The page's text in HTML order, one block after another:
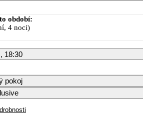
Srpen 2026
PO ÚT ST ČT PÁ
období:
4 noci)
18:30
pokoj